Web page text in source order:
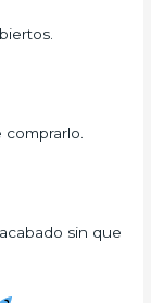
sin que